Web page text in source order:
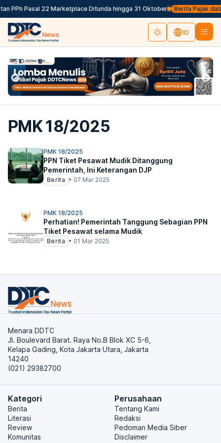
PPh Pasal 22 Marketplace Ditunda hingga 31 Oktober Berita Pajak
ID
PMK 18/2025
PMK 18/2025
PPN Tiket Pesawat Mudik Ditanggung
Pemerintah, Ini Keterangan DJP
Berita • 07 Mar 2025
PMK 18/2025
Perhatian! Pemerintah Tanggung Sebagian PPN
Tiket Pesawat selama Mudik
Berita • 01 Mar 2025
Menara DDTC
Jl. Boulevard Barat. Raya No.B Blok XC 5-6,
Kelapa Gading, Kota Jakarta Utara, Jakarta
14240
(021) 29382700
Kategori
Berita
Literasi
Review
Komunitas
Perusahaan
Tentang Kami
Redaksi
Pedoman Media Siber
Disclaimer